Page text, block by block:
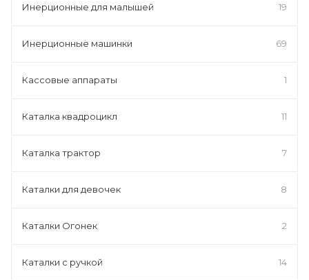
Инерционные для малышей 19
Инерционные машинки 69
Кассовые аппараты 1
Каталка квадроцикл 11
Каталка трактор 7
Каталки для девочек 8
Каталки Огонек 2
Каталки с ручкой 14